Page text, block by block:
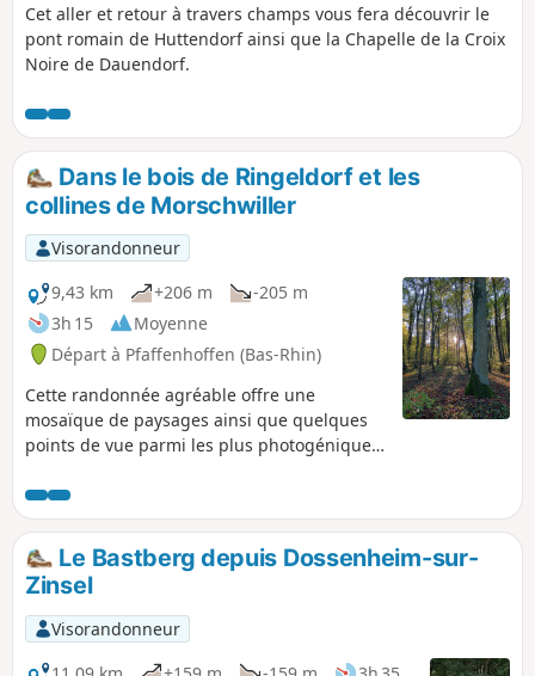
Cet aller et retour à travers champs vous fera découvrir le
pont romain de Huttendorf ainsi que la Chapelle de la Croix
Noire de Dauendorf.
Dans le bois de Ringeldorf et les
collines de Morschwiller
Visorandonneur
9,43 km
+206 m
-205 m
3h 15
Moyenne
Départ à Pfaffenhoffen (Bas-Rhin)
Cette randonnée agréable offre une
mosaïque de paysages ainsi que quelques
points de vue parmi les plus photogéniques
ancien abri de vignes. Au Geiersberg, un
banc napoléonien en grès des Vosges
permet de savourer le panorama à 261 m
d’altitude : la Forêt de Haguenau et l’Outre-
Forêt font partie du décor. Sur les hauteurs
de Morschwiller, on domine la plaine
d’Alsace et la vue s’étend des Vosges du
Nord jusqu’à la Forêt Noire.
Le Bastberg depuis Dossenheim-sur-
Zinsel
Visorandonneur